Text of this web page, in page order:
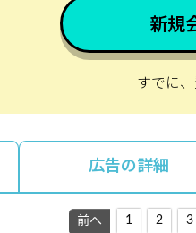
新規
すでに
広告の詳細
前へ 1 2 3